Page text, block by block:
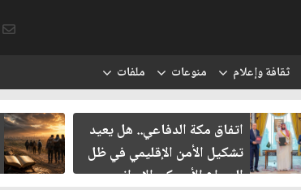
ثقافة وإعلام منوعات ملفات
اتفاق مكة الدفاعي.. هل يعيد
تشكيل الأمن الإقليمي في ظل
الصراع الأميركي الإيراني